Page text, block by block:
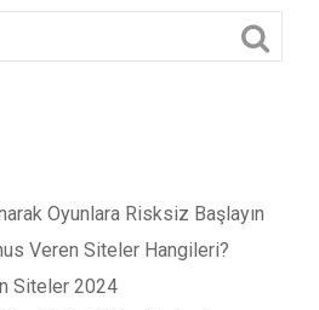
Oyunlara Risksiz Başlayın
Veren Siteler Hangileri?
Siteler 2024